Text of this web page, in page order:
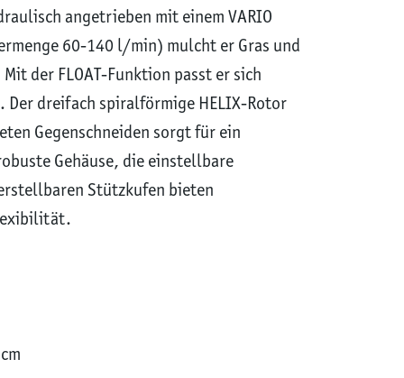
angetrieben mit einem VARIO
60-140 l/min) mulcht er Gras und
der FLOAT-Funktion passt er sich
Der dreifach spiralförmige HELIX-Rotor
Gegenschneiden sorgt für ein
Gehäuse, die einstellbare
Stützkufen bieten